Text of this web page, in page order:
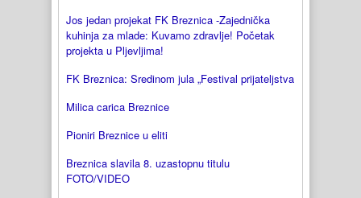
Jos jedan projekat FK Breznica -Zajednička
kuhinja za mlade: Kuvamo zdravlje! Početak
projekta u Pljevljima!
FK Breznica: Sredinom jula „Festival prijateljstva
Milica carica Breznice
Pioniri Breznice u eliti
Breznica slavila 8. uzastopnu titulu
FOTO/VIDEO